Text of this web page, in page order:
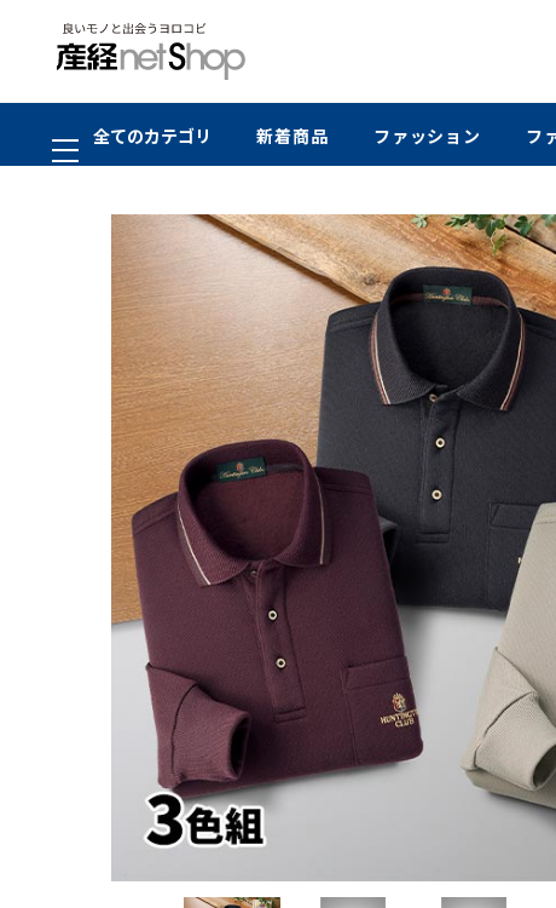
全てのカテゴリ 新着商品 ファッション フ